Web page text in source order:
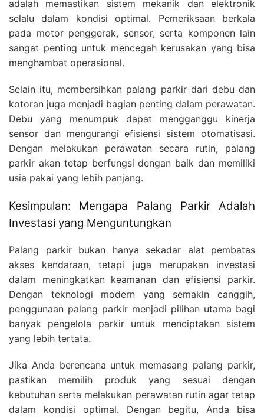
adalah memastikan sistem mekanik dan elektronik
selalu dalam kondisi optimal. Pemeriksaan berkala
pada motor penggerak, sensor, serta komponen lain
sangat penting untuk mencegah kerusakan yang bisa
menghambat operasional.
Selain itu, membersihkan palang parkir dari debu dan
kotoran juga menjadi bagian penting dalam perawatan.
Debu yang menumpuk dapat mengganggu kinerja
sensor dan mengurangi efisiensi sistem otomatisasi.
Dengan melakukan perawatan secara rutin, palang
parkir akan tetap berfungsi dengan baik dan memiliki
usia pakai yang lebih panjang.
Kesimpulan: Mengapa Palang Parkir Adalah
Investasi yang Menguntungkan
Palang parkir bukan hanya sekadar alat pembatas
akses kendaraan, tetapi juga merupakan investasi
dalam meningkatkan keamanan dan efisiensi parkir.
Dengan teknologi modern yang semakin canggih,
penggunaan palang parkir menjadi pilihan utama bagi
banyak pengelola parkir untuk menciptakan sistem
yang lebih tertata.
Jika Anda berencana untuk memasang palang parkir,
pastikan memilih produk yang sesuai dengan
kebutuhan serta melakukan perawatan rutin agar tetap
dalam kondisi optimal. Dengan begitu, Anda bisa